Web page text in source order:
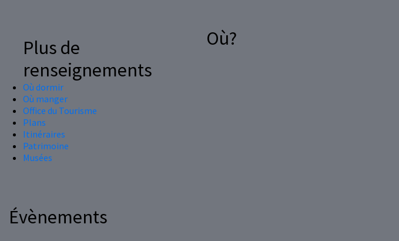
Plus de
renseignements
Où dormir
Où manger
Office du Tourisme
Plans
Itinéraires
Patrimoine
Musées
Où?
Évènements